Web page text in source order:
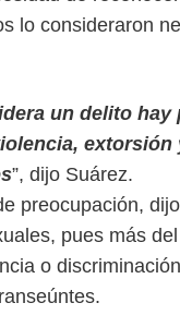
lo consideraron
un delito hay
”, dijo Suárez.
preocupación,
pues más
o